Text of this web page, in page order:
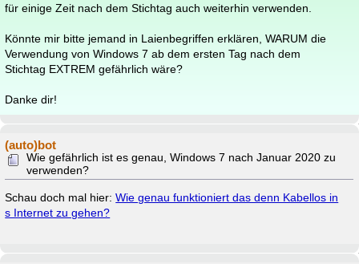
für einige Zeit nach dem Stichtag auch weiterhin verwenden.
Könnte mir bitte jemand in Laienbegriffen erklären, WARUM die
Verwendung von Windows 7 ab dem ersten Tag nach dem
Stichtag EXTREM gefährlich wäre?
Danke dir!
(auto)bot
Wie gefährlich ist es genau, Windows 7 nach Januar 2020 zu
verwenden?
Schau doch mal hier:Wie genau funktioniert das denn Kabellos in
s Internet zu gehen?